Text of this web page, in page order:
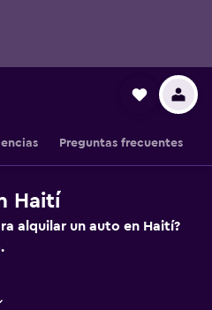
Preguntas frecuentes
Haití
alquilar un auto en Haití?